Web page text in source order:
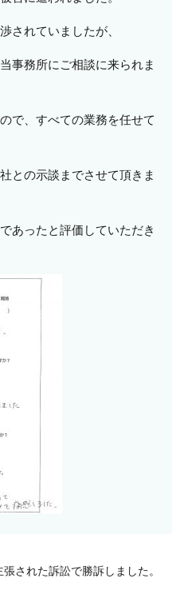
されていましたが、
事務所にご相談に来られま
で、すべての業務を任せて
との示談までさせて頂きま
あったと評価していただき
された訴訟で勝訴しました。